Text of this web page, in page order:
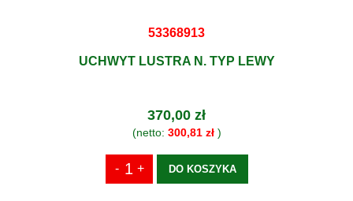
53368913
UCHWYT LUSTRA N. TYP LEWY
370,00 zł
(netto: 300,81 zł)
DO KOSZYKA